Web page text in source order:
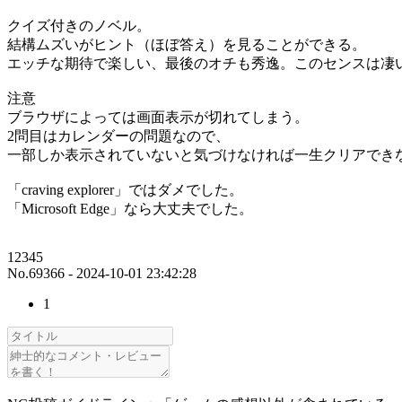
クイズ付きのノベル。
結構ムズいがヒント（ほぼ答え）を見ることができる。
エッチな期待で楽しい、最後のオチも秀逸。このセンスは凄
注意
ブラウザによっては画面表示が切れてしまう。
2問目はカレンダーの問題なので、
一部しか表示されていないと気づけなければ一生クリアでき
「craving explorer」ではダメでした。
「Microsoft Edge」なら大丈夫でした。
12345
No.69366 - 2024-10-01 23:42:28
1